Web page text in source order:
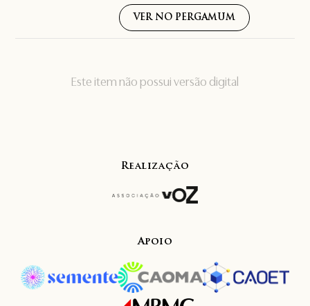
Este item não possui versão digital
VER NO PERGAMUM
Realização
Apoio